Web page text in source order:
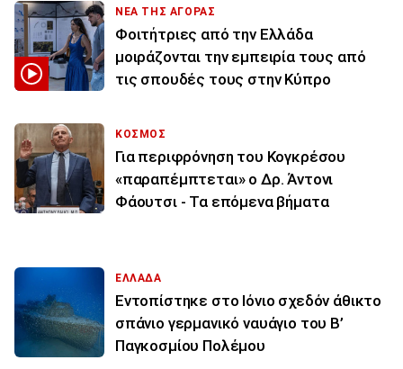
ΝΕΑ ΤΗΣ ΑΓΟΡΑΣ
Φοιτήτριες από την Ελλάδα
μοιράζονται την εμπειρία τους από
τις σπουδές τους στην Κύπρο
ΚΟΣΜΟΣ
Για περιφρόνηση του Κογκρέσου
«παραπέμπτεται» ο Δρ. Άντονι
Φάουτσι - Τα επόμενα βήματα
ΕΛΛΑΔΑ
Εντοπίστηκε στο Ιόνιο σχεδόν άθικτο
σπάνιο γερμανικό ναυάγιο του Β’
Παγκοσμίου Πολέμου